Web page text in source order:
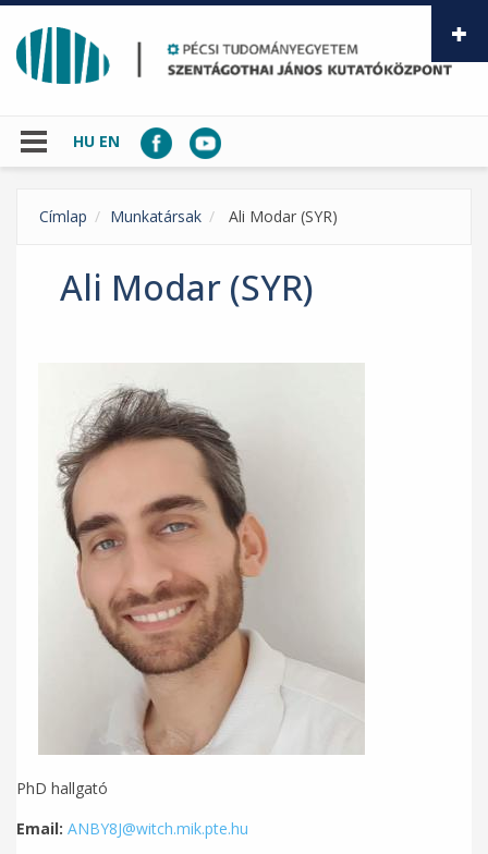
Ugrás a tartalomra
HU EN
Címlap Munkatársak Ali Modar (SYR)
Ali Modar (SYR)
PhD hallgató
Email: ANBY8J@witch.mik.pte.hu